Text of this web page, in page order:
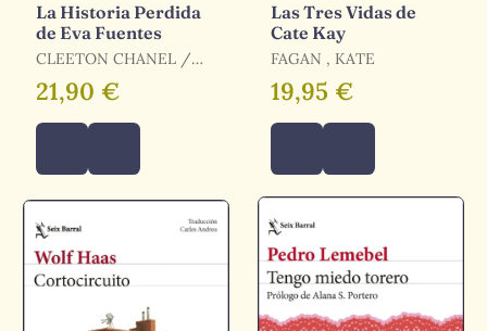
La Historia Perdida
de Eva Fuentes
CLEETON CHANEL /
CHANEL CLEETON
21,90 €
Las Tres Vidas de
Cate Kay
FAGAN , KATE
19,95 €